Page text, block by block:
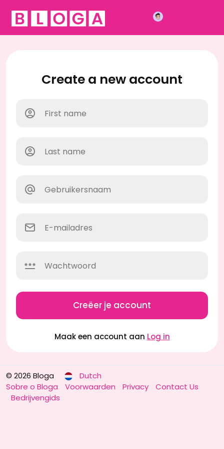
Create a new account
Creëer je account
Maak een account aan Log in
© 2026 Bloga
Dutch
Sobre o Bloga
Voorwaarden Privacy
Contact Us
Bedrijvengids